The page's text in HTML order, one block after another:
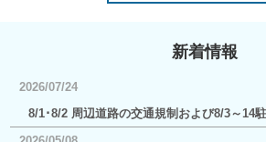
新着情報
2026/07/24
8/1･8/2 周辺道路の交通規制および8/3～14